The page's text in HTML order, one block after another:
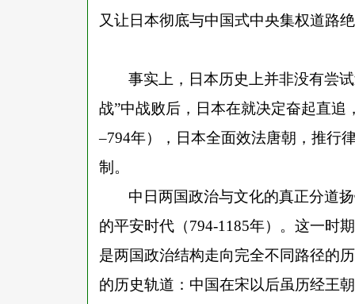
又让日本彻底与中国式中央集权道路
事实上，日本历史上并非没有尝
战”中战败后，日本在就决定奋起直
–794年），日本全面效法唐朝，推行
制。
中日两国政治与文化的真正分道
的平安时代（794-1185年）。这一时
是两国政治结构走向完全不同路径的
的历史轨道：中国在宋以后虽历经王